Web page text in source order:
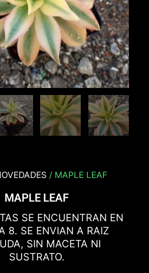
/ MAPLE LEAF
MAPLE LEAF
SE ENCUENTRAN EN
8. SE ENVIAN A RAIZ
SIN MACETA NI
SUSTRATO.